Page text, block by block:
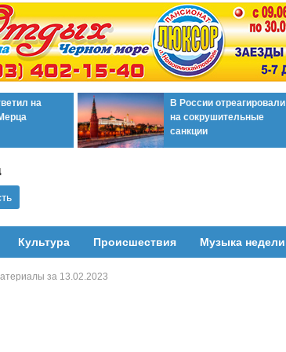
на
В России отреагировали
на сокрушительные
санкции
Культура Происшествия Музыка недели
за 13.02.2023